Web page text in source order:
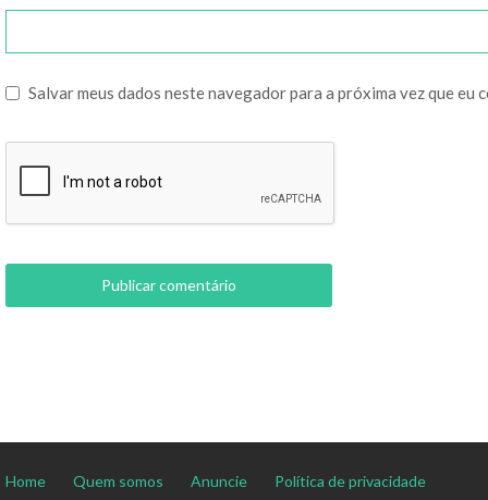
Salvar meus dados neste navegador para a próxima vez que eu
Home Quem somos Anuncie Política de privacidade